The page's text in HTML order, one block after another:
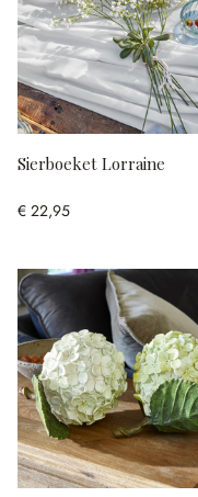
Sierboeket Lorraine
€ 22,95